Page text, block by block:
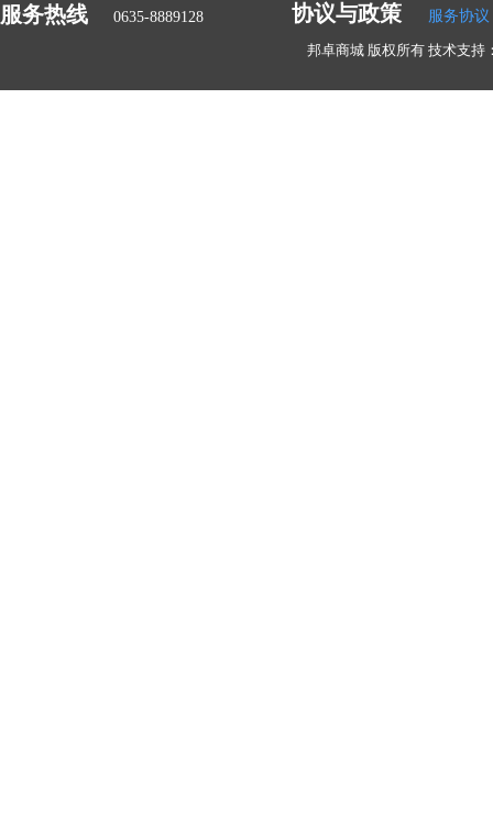
服务热线 0635-8889128 协议与政策 服务协议
邦卓商城 版权所有 技术支持